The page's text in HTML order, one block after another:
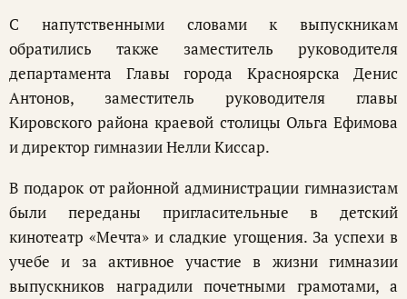
С напутственными словами к выпускникам
обратились также заместитель руководителя
департамента Главы города Красноярска Денис
Антонов, заместитель руководителя главы
Кировского района краевой столицы Ольга Ефимова
и директор гимназии Нелли Киссар.
В подарок от районной администрации гимназистам
были переданы пригласительные в детский
кинотеатр «Мечта» и сладкие угощения. За успехи в
учебе и за активное участие в жизни гимназии
выпускников наградили почетными грамотами, а